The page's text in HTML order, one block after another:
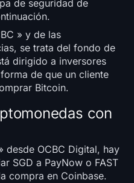
de seguridad de
» y de las
se trata del fondo de
dirigido a inversores
de que un cliente
Bitcoin.
con
desde OCBC Digital, hay
SGD a PayNow o FAST
compra en Coinbase.